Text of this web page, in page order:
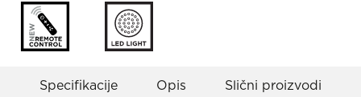
Specifikacije Opis Slični proizvodi